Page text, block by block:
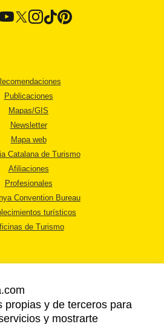
Publicaciones
Mapas/GIS
Newsletter
Mapa web
Catalana de Turismo
Afiliaciones
Profesionales
Convention Bureau
turísticos
de Turismo
AVISO LEGAL
propias y de terceros para
y mostrarte